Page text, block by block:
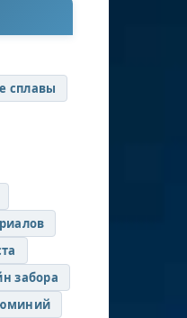
сплавы
забора